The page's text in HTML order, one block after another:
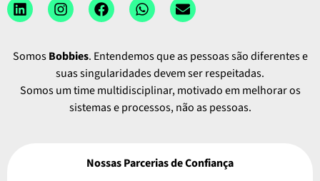
SomosBobbies. Entendemos que as pessoas são diferentes e
suas singularidades devem ser respeitadas.
Somos um time multidisciplinar, motivado em melhorar os
sistemas e processos, não as pessoas.
Nossas Parcerias de Confiança